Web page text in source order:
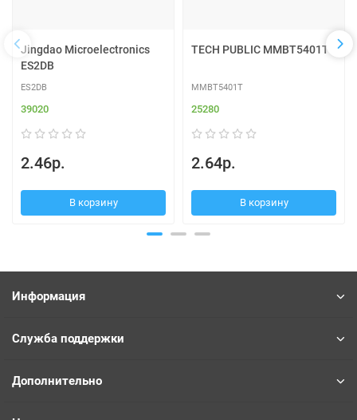
Jingdao Microelectronics
ES2DB
ES2DB
39020
2.46р.
В корзину
TECH PUBLIC MMBT5401T
MMBT5401T
25280
2.64р.
В корзину
Информация
Служба поддержки
Дополнительно